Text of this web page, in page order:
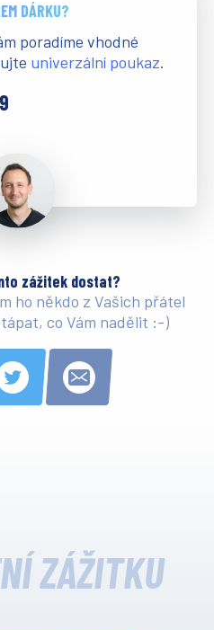
DÁRKU?
poradíme vhodné
univerzální poukaz.
zážitek dostat?
ho někdo z Vašich přátel
co Vám nadělit :-)
ZÁŽITKU